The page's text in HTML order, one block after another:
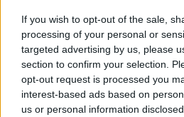
If you wish to opt-out of the sale,
processing of your personal or
targeted advertising by us, please
section to confirm your selection.
opt-out request is processed you
interest-based ads based on
us or personal information
magatartásra” – mondta
professzor, a Columbia
Fenntartható Fejlődési
igazgatója, aki a